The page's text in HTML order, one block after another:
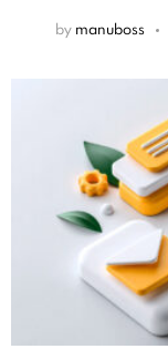
by manuboss